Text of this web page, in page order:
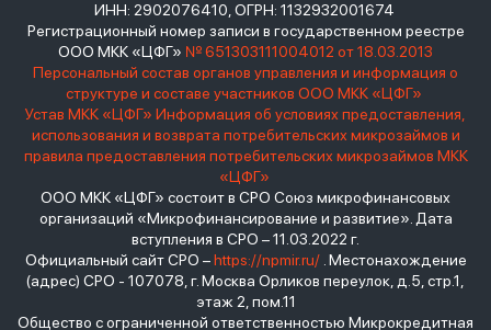
ИНН: 2902076410, ОГРН: 1132932001674
Регистрационный номер записи в государственном реестре
ООО МКК «ЦФГ» № 651303111004012 от 18.03.2013
Персональный состав органов управления и информация о
структуре и составе участников ООО МКК «ЦФГ»
Устав МКК «ЦФГ» Информация об условиях предоставления,
использования и возврата потребительских микрозаймов и
правила предоставления потребительских микрозаймов МКК
«ЦФГ»
ООО МКК «ЦФГ» состоит в СРО Союз микрофинансовых
организаций «Микрофинансирование и развитие». Дата
вступления в СРО – 11.03.2022 г.
Официальный сайт СРО –https://npmir.ru/. Местонахождение
(адрес) СРО - 107078, г. Москва Орликов переулок, д.5, стр.1,
этаж 2, пом.11
Общество с ограниченной ответственностью Микрокредитная